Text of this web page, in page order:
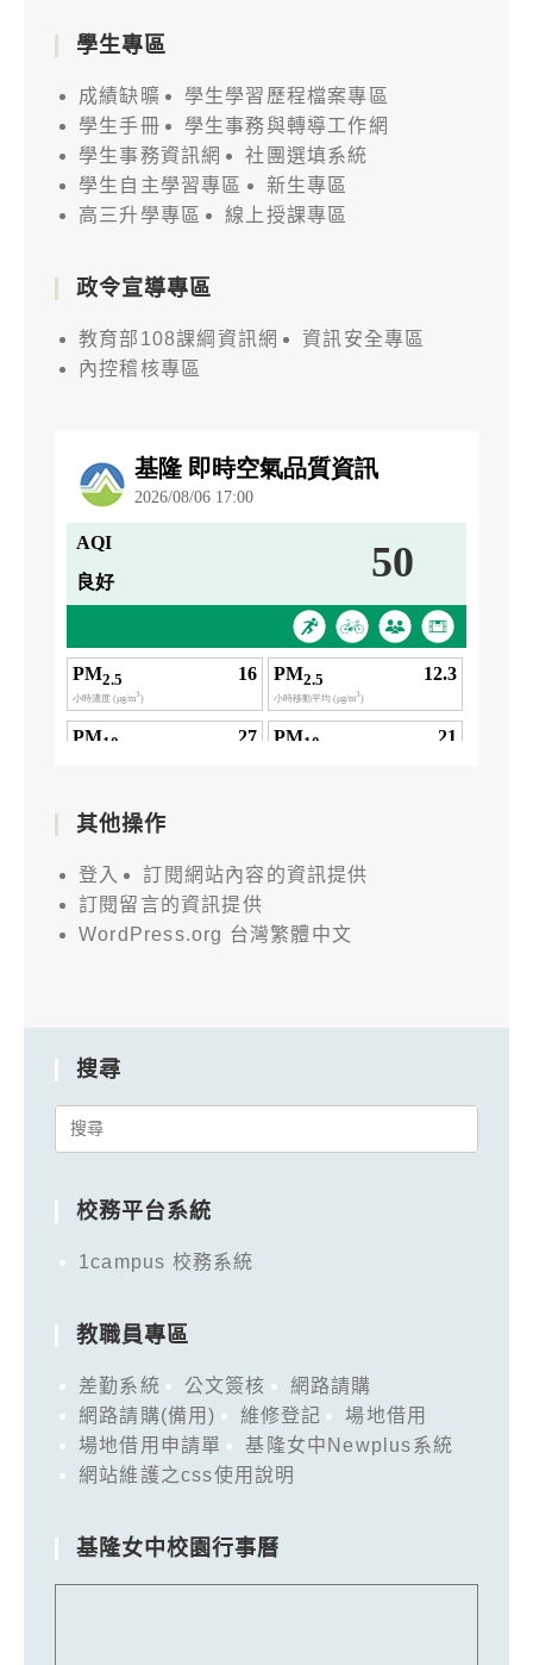
學生專區
成績缺曠
學生學習歷程檔案專區
學生手冊
學生事務與轉導工作網
學生事務資訊網
社團選填系統
學生自主學習專區
新生專區
高三升學專區
線上授課專區
政令宣導專區
教育部108課綱資訊網
資訊安全專區
內控稽核專區
其他操作
登入
訂閱網站內容的資訊提供
訂閱留言的資訊提供
WordPress.org 台灣繁體中文
搜尋
Search
校務平台系統
1campus 校務系統
教職員專區
差勤系統 公文簽核
網路請購
網路請購(備用)
維修登記
場地借用
場地借用申請單
基隆女中Newplus系統
網站維護之css使用說明
基隆女中校園行事曆